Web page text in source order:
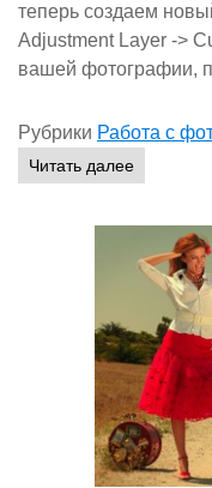
теперь создаем
Adjustment Layer ->
вашей фотографии,
Рубрики Работа с
Читать далее